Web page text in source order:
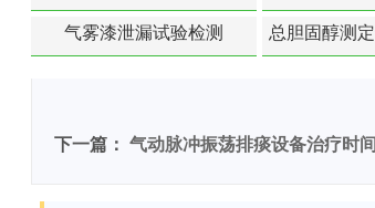
苯含量检测
气雾漆泄漏试验检测
总胆固醇测
下一篇： 气动脉冲振荡排痰设备治疗时